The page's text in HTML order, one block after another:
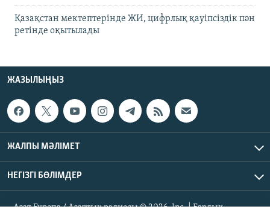
Қазақстан мектептерінде ЖИ, цифрлық қауіпсіздік пән
ретінде оқытылады
ЖАЗЫЛЫҢЫЗ
ЖАЛПЫ МӘЛІМЕТ
НЕГІЗГІ БӨЛІМДЕР
Азат Еуропа / Азаттық радиосы © 2026, Inc. | Барлық